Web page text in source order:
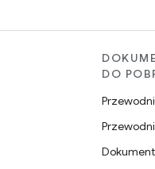
DO